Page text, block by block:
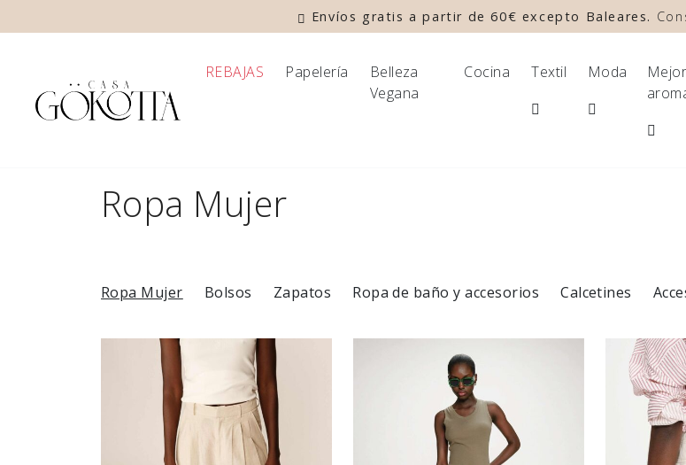
Envíos gratis a partir de 60€ excepto Baleares.
REBAJAS Papelería
Belleza
Vegana
Cocina Textil Moda
Ropa Mujer
Ropa Mujer Bolsos Zapatos Ropa de baño y accesorios Calcetines